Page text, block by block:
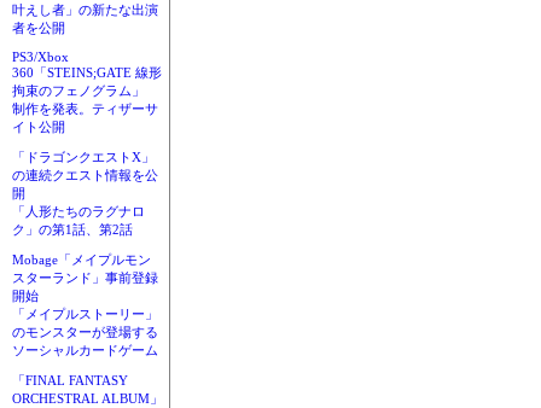
叶えし者」の新たな出演
者を公開
PS3/Xbox
360「STEINS;GATE 線形
拘束のフェノグラム」
制作を発表。ティザーサ
イト公開
「ドラゴンクエストX」
の連続クエスト情報を公
開
「人形たちのラグナロ
ク」の第1話、第2話
Mobage「メイプルモン
スターランド」事前登録
開始
「メイプルストーリー」
のモンスターが登場する
ソーシャルカードゲーム
「FINAL FANTASY
ORCHESTRAL ALBUM」